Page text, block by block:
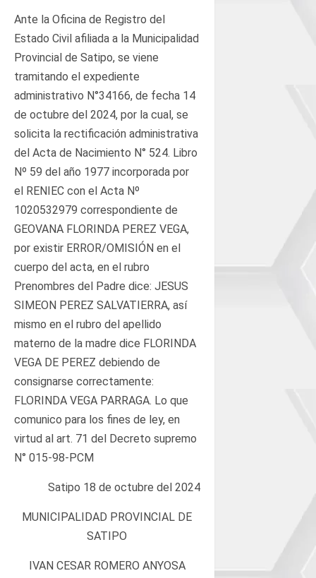
Ante la Oficina de Registro del
Estado Civil afiliada a la Municipalidad
Provincial de Satipo, se viene
tramitando el expediente
administrativo N°34166, de fecha 14
de octubre del 2024, por la cual, se
solicita la rectificación administrativa
del Acta de Nacimiento N° 524. Libro
Nº 59 del año 1977 incorporada por
el RENIEC con el Acta Nº
1020532979 correspondiente de
GEOVANA FLORINDA PEREZ VEGA,
por existir ERROR/OMISIÓN en el
cuerpo del acta, en el rubro
Prenombres del Padre dice: JESUS
SIMEON PEREZ SALVATIERRA, así
mismo en el rubro del apellido
materno de la madre dice FLORINDA
VEGA DE PEREZ debiendo de
consignarse correctamente:
FLORINDA VEGA PARRAGA. Lo que
comunico para los fines de ley, en
virtud al art. 71 del Decreto supremo
N° 015-98-PCM
Satipo 18 de octubre del 2024
MUNICIPALIDAD PROVINCIAL DE
SATIPO
IVAN CESAR ROMERO ANYOSA